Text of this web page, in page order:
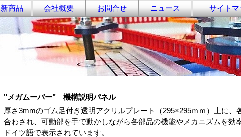
新商品 会社概要 お問合せ ニュース サイトマ
"メガムーバー" 機構説明パネル
厚さ3mmのゴム足付き透明アクリルプレート（295×295ｍｍ）上に、
合わされ、可動部を手で動かしながら各部品の機能やメカニズムを効
ドイツ語で表示されています。